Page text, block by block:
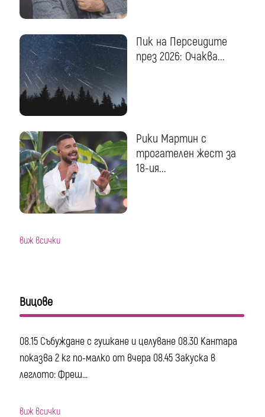
Пик на Персеидите
през 2026: Очаква...
Рики Мартин с
трогателен жест за
18-ия...
виж всички
Вицове
08.15 Събуждане с гушкане и целуване 08.30 Кантара
показва 2 кг по-малко от вчера 08.45 Закуска в
леглото: Фреш...
виж всички